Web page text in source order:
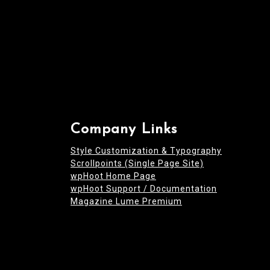
Company Links
Style Customization & Typography
Scrollpoints (Single Page Site)
wpHoot Home Page
wpHoot Support / Documentation
Magazine Lume Premium